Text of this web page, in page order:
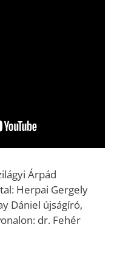
Árpád
Herpai Gergely
Dániel újságíró,
dr. Fehér